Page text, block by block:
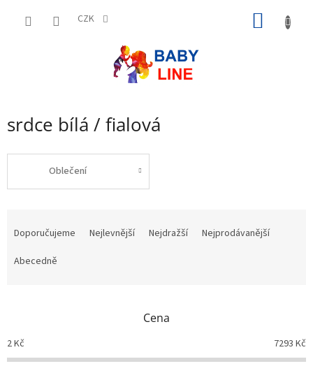
CZK
srdce bílá / fialová
Oblečení
o
d
Doporučujeme Nejlevnější Nejdražší
Nejprodávanější
Abecedně
Cena
2Kč 7293 Kč